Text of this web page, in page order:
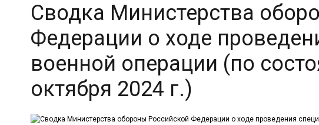
Сводка Министерства
Федерации о ходе
военной операции (по
октября 2024 г.)